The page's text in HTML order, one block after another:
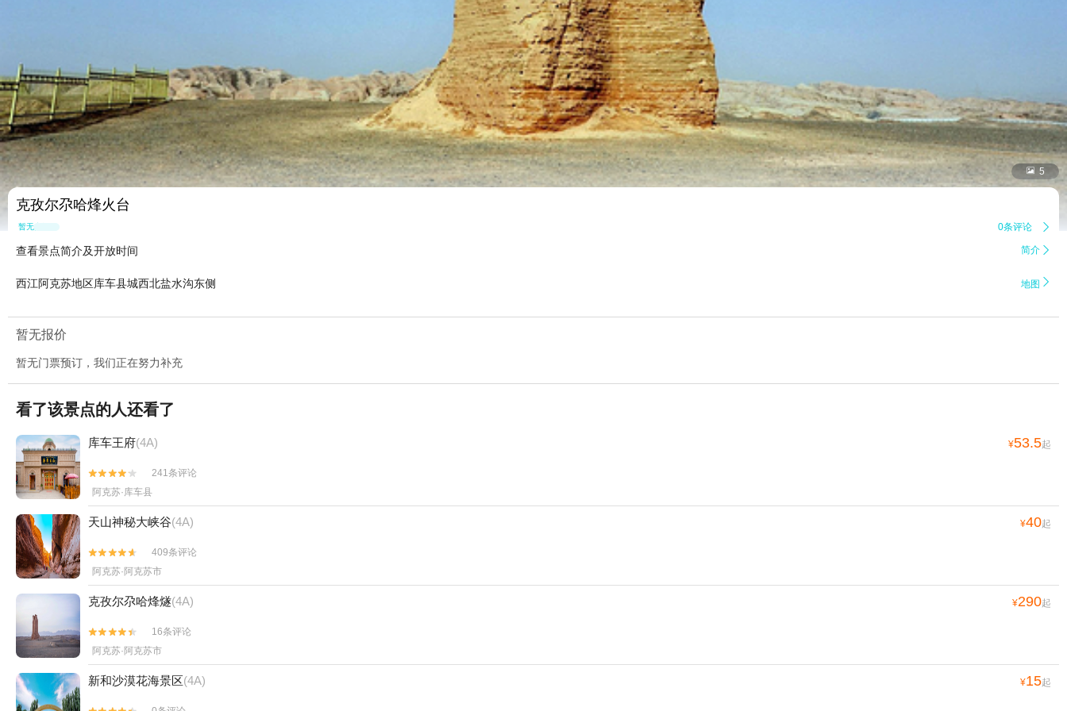
 5
克孜尔尕哈烽火台
暂无点评 0条评论 
查看景点简介及开放时间 简介 
西江阿克苏地区库车县城西北盐水沟东侧 地图 
暂无报价
暂无门票预订，我们正在努力补充
看了该景点的人还看了
库车王府(4A) ¥53.5起


241条评论
阿克苏·库车县
天山神秘大峡谷(4A) ¥40起


409条评论
阿克苏·阿克苏市
克孜尔尕哈烽燧(4A) ¥290起


16条评论
阿克苏·阿克苏市
新和沙漠花海景区(4A) ¥15起